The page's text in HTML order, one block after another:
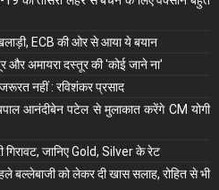
ECB की ओर से आया ये बयान
और अमायरा दस्तूर की 'कोई जाने ना'
नहीं : रविशंकर प्रसाद
आनंदीबेन पटेल से मुलाकात करेंगे CM योगी
गिरावट, जानिए Gold, Silver के रेट
बल्लेबाजी को लेकर दी खास सलाह, रोहित से भी